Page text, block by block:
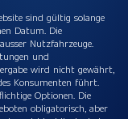
sind gültig solange
Datum. Die
Nutzfahrzeuge.
und
wird nicht gewährt,
Konsumenten führt.
Optionen. Die
obligatorisch, aber